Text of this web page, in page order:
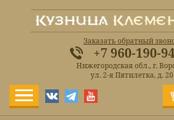
Заказать обратный
+7 960-190-
Нижегородская обл., г.
ул. 2-я Пятилетка, д. 20